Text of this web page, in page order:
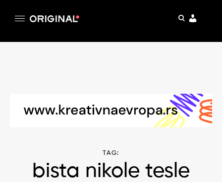
pretraga
TAG:
bista nikole tesle